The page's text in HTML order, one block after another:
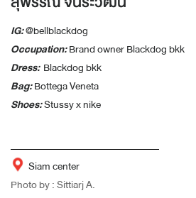
IG:@bellblackdog
Occupation:Brand owner Blackdog bkk
Dress: Blackdog bkk
Bag:Bottega Veneta
Shoes:Stussy x nike
Siam center
Photo by : Sittiarj A.